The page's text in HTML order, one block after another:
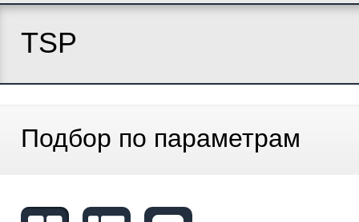
TSP
Подбор по параметрам